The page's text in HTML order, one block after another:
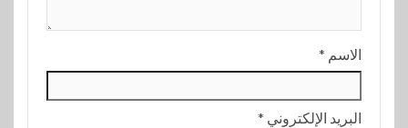
الاسم *
البريد الإلكتروني *